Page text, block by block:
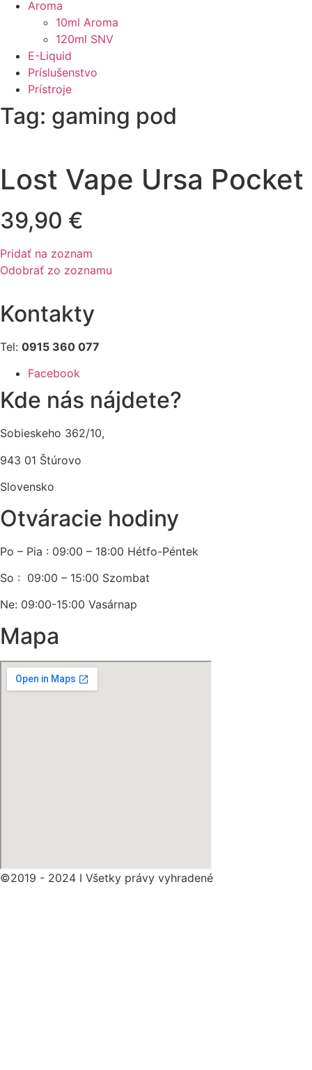
Aroma
10ml Aroma
120ml SNV
E-Liquid
Príslušenstvo
Prístroje
Tag: gaming pod
Lost Vape Ursa Pocket
39,90 €
Pridať na zoznam
Odobrať zo zoznamu
Kontakty
Tel: 0915 360 077
Facebook
Kde nás nájdete?
Sobieskeho 362/10,
943 01 Štúrovo
Slovensko
Otváracie hodiny
Po – Pia : 09:00 – 18:00 Hétfo-Péntek
So : 09:00 – 15:00 Szombat
Ne: 09:00-15:00 Vasárnap
Mapa
©2019 - 2024 I Všetky právy vyhradené